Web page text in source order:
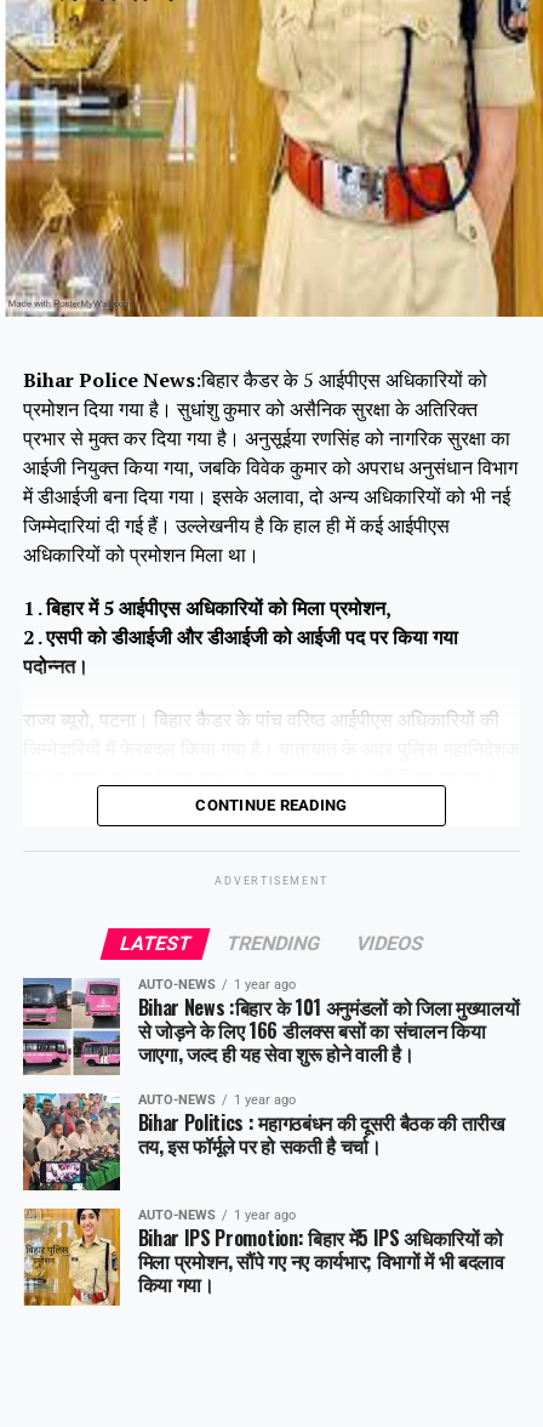
Bihar Police News:बिहार कैडर के 5 आईपीएस अधिकारियों को
प्रमोशन दिया गया है। सुधांशु कुमार को असैनिक सुरक्षा के अतिरिक्त
प्रभार से मुक्त कर दिया गया है। अनुसूईया रणसिंह को नागरिक सुरक्षा का
आईजी नियुक्त किया गया, जबकि विवेक कुमार को अपराध अनुसंधान विभाग
में डीआईजी बना दिया गया। इसके अलावा, दो अन्य अधिकारियों को भी नई
जिम्मेदारियां दी गई हैं। उल्लेखनीय है कि हाल ही में कई आईपीएस
अधिकारियों को प्रमोशन मिला था।
1 . बिहार में 5 आईपीएस अधिकारियों को मिला प्रमोशन,
2 . एसपी को डीआईजी और डीआईजी को आईजी पद पर किया गया
पदोन्नत।
राज्य ब्यूरो, पटना। बिहार कैडर के पांच वरिष्ठ आईपीएस अधिकारियों की
Facebook X
Like this:
CONTINUE READING
ADVERTISEMENT
LATEST TRENDING VIDEOS
AUTO-NEWS 1 year ago
Bihar News :बिहार के 101 अनुमंडलों को जिला मुख्यालयों
से जोड़ने के लिए 166 डीलक्स बसों का संचालन किया
जाएगा, जल्द ही यह सेवा शुरू होने वाली है।
AUTO-NEWS 1 year ago
Bihar Politics : महागठबंधन की दूसरी बैठक की तारीख
तय, इस फॉर्मूले पर हो सकती है चर्चा।
AUTO-NEWS 1 year ago
Bihar IPS Promotion: बिहार में5 IPS अधिकारियों को
मिला प्रमोशन, सौंपे गए नए कार्यभार; विभागों में भी बदलाव
किया गया।